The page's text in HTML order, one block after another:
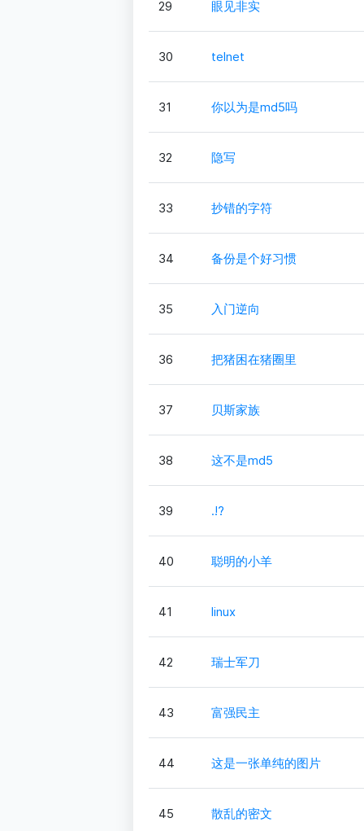
29 眼见非实
30 telnet
31 你以为是md5吗
32 隐写
33 抄错的字符
34 备份是个好习惯
35 入门逆向
36 把猪困在猪圈里
37 贝斯家族
38 这不是md5
39 .!?
40 聪明的小羊
41 linux
42 瑞士军刀
43 富强民主
44 这是一张单纯的图片
45 散乱的密文